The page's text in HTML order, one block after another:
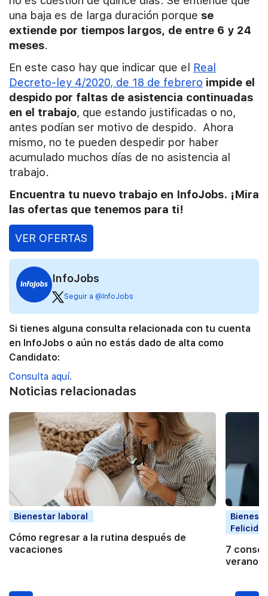
una baja es de larga duración porque se
extiende por tiempos largos, de entre 6 y 24
meses.
En este caso hay que indicar que el Real
Decreto-ley 4/2020, de 18 de febrero impide el
despido por faltas de asistencia continuadas
en el trabajo, que estando justificadas o no,
antes podían ser motivo de despido. Ahora
mismo, no te pueden despedir por haber
acumulado muchos días de no asistencia al
trabajo.
Encuentra tu nuevo trabajo en InfoJobs. ¡Mira
las ofertas que tenemos para ti!
VER OFERTAS
InfoJobs
Seguir a @InfoJobs
Si tienes alguna consulta relacionada con tu cuenta
en InfoJobs o aún no estás dado de alta como
Candidato:
Consulta aquí.
Noticias relacionadas
Bienestar laboral
Cómo regresar a la rutina después de
vacaciones
7
verano